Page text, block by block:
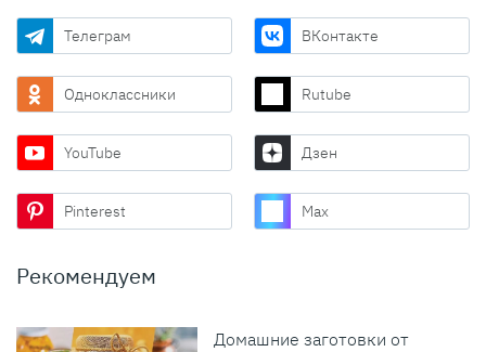
Телеграм ВКонтакте
Одноклассники Rutube
YouTube Дзен
Pinterest Max
Рекомендуем
Домашние заготовки от